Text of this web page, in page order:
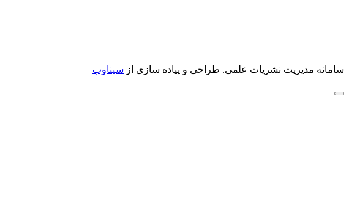
سامانه مدیریت نشریات علمی. طراحی و پیاده سازی از سیناوب